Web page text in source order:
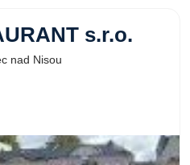
s.r.o.
nad Nisou